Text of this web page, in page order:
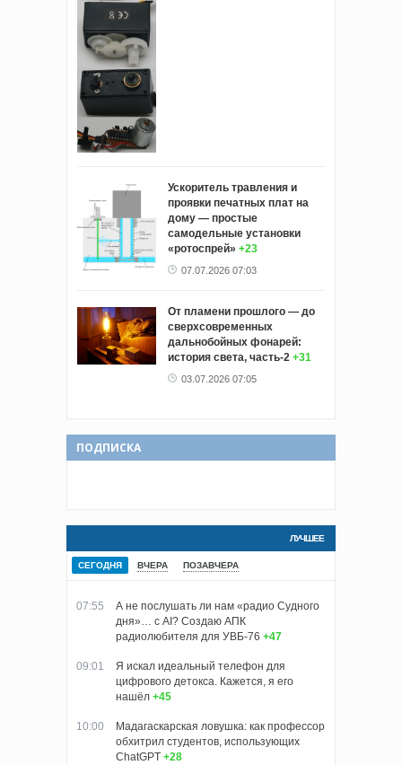
Ускоритель травления и
проявки печатных плат на
дому — простые
самодельные установки
«ротоспрей» +23
07.07.2026 07:03
От пламени прошлого — до
сверхсовременных
дальнобойных фонарей:
история света, часть-2 +31
03.07.2026 07:05
ПОДПИСКА
ЛУЧШЕЕ
СЕГОДНЯ ВЧЕРА ПОЗАВЧЕРА
07:55
А не послушать ли нам «радио Судного
дня»… с AI? Создаю АПК
радиолюбителя для УВБ-76 +47
09:01
Я искал идеальный телефон для
цифрового детокса. Кажется, я его
нашёл +45
10:00
Мадагаскарская ловушка: как профессор
обхитрил студентов, использующих
ChatGPT +28